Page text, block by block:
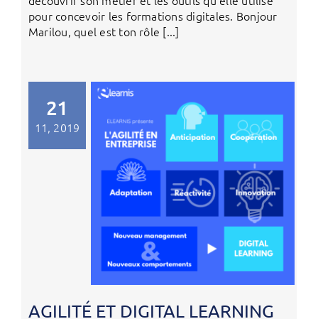
pour concevoir les formations digitales. Bonjour
Marilou, quel est ton rôle [...]
21
11, 2019
AGILITÉ ET DIGITAL LEARNING